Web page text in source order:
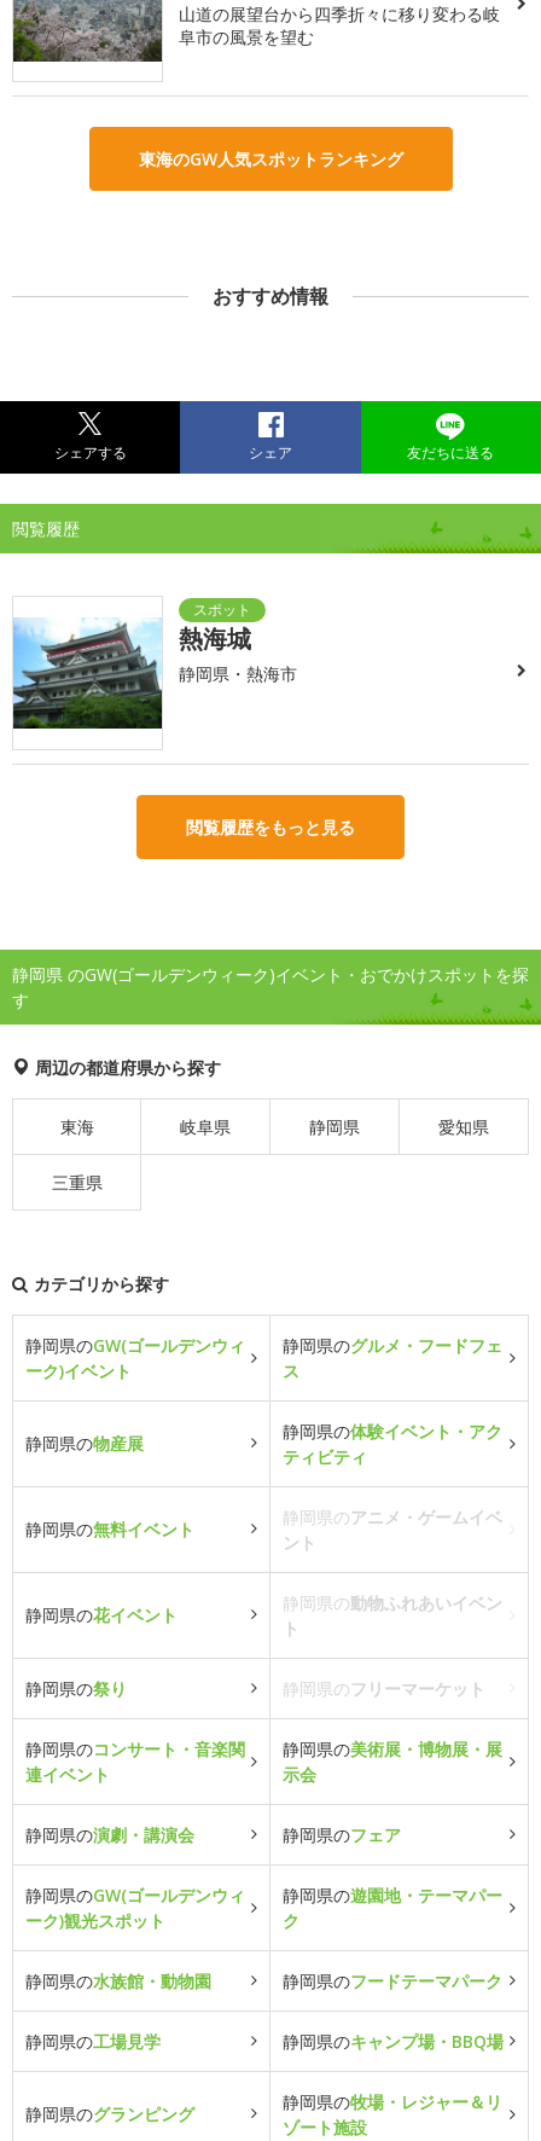
山道の展望台から四季折々に移り変わる岐
阜市の風景を望む
東海のGW人気スポットランキング
おすすめ情報
シェアする シェア 友だちに送る
閲覧履歴
熱海城
静岡県・熱海市
閲覧履歴をもっと見る
静岡県 のGW(ゴールデンウィーク)イベント・おでかけスポットを探
す
周辺の都道府県から探す
東海 岐阜県 静岡県 愛知県
三重県
カテゴリから探す
静岡県のGW(ゴールデンウィ
ーク)イベント
静岡県のグルメ・フードフェ
ス
静岡県の物産展
静岡県の体験イベント・アク
ティビティ
静岡県の無料イベント
静岡県のアニメ・ゲームイベ
ント
静岡県の花イベント
静岡県の動物ふれあいイベン
ト
静岡県の祭り 静岡県のフリーマーケット
静岡県のコンサート・音楽関
連イベント
静岡県の美術展・博物展・展
示会
静岡県の演劇・講演会 静岡県のフェア
静岡県のGW(ゴールデンウィ
ーク)観光スポット
静岡県の遊園地・テーマパー
ク
静岡県の水族館・動物園 静岡県のフードテーマパーク
静岡県の工場見学 静岡県のキャンプ場・BBQ場
静岡県のグランピング
静岡県の牧場・レジャー＆リ
ゾート施設